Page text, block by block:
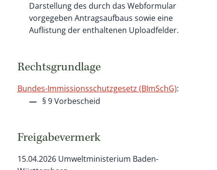
Darstellung des durch das Webformular
vorgegeben Antragsaufbaus sowie eine
Auflistung der enthaltenen Uploadfelder.
Rechtsgrundlage
Bundes-Immissionsschutzgesetz (BImSchG):
§ 9 Vorbescheid
Freigabevermerk
15.04.2026 Umweltministerium Baden-